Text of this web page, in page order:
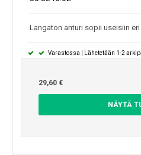
Langaton anturi sopii useisiin eri
Varastossa | Lähetetään 1-2
29,60 €
NÄYTÄ